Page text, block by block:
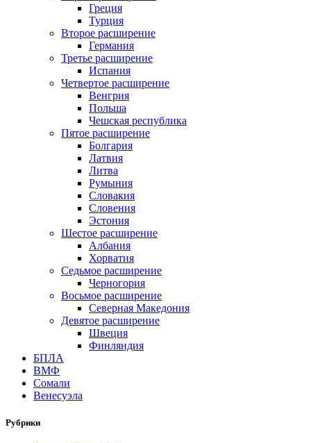
Греция
Турция
Второе расширение
Германия
Третье расширение
Испания
Четвертое расширение
Венгрия
Польша
Чешская республика
Пятое расширение
Болгария
Латвия
Литва
Румыния
Словакия
Словения
Эстония
Шестое расширение
Албания
Хорватия
Седьмое расширение
Черногория
Восьмое расширение
Северная Македония
Девятое расширение
Швеция
Финляндия
БПЛА
ВМФ
Сомали
Венесуэла
Рубрики